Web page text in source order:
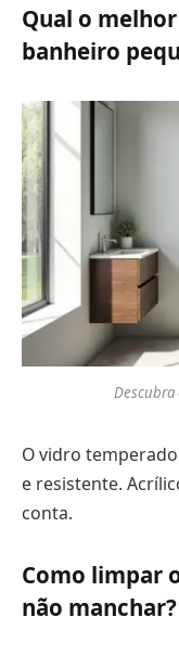
Qual o
banheiro
Descubra
O vidro
e resistente.
conta.
Como limpar
não manchar?